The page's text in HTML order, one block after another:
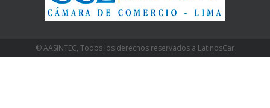
© AASINTEC, Todos los derechos reservados a LatinosCar